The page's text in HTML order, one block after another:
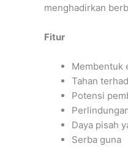
menghadirkan
Fitur
Membentuk
Tahan
Potensi
Daya pisah
Serba guna